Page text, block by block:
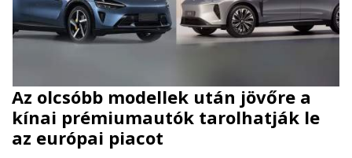
Az olcsóbb modellek után jövőre a
kínai prémiumautók tarolhatják le
az európai piacot